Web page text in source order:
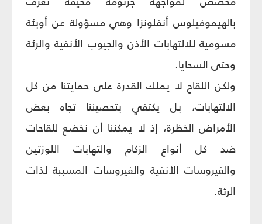
بالهيموفيلوس أنفلونزا وهي مسؤولة عن أوبئة
مسومية للالتهابات الأذن والجيوب الأنفية والرئة
وحتى السحايا.
ولكن اللقاح لا يملك القدرة على حمايتنا من كل
الالتهابات، بل يكتفي بتحصيننا تجاه بعض
الأمراض الخظرة، إذ لا يمكننا أن نخضع للقاحات
ضد كل أنواع الزكام والتهابات اللوزتين
والفيروسات الأنفية والفيروسات المسببة لذات
الرئة.